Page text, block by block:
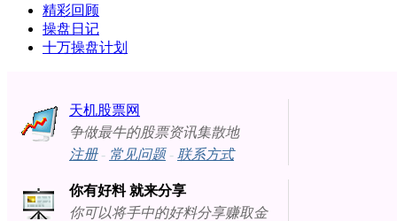
精彩回顾
操盘日记
十万操盘计划
天机股票网
争做最牛的股票资讯集散地
注册- 常见问题- 联系方式
你有好料 就来分享
你可以将手中的好料分享赚取金